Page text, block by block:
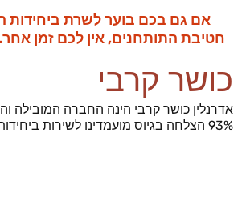
אם גם בכם בוער לשרת ביחידות
חטיבת התותחנים, אין לכם זמן
כושר קרבי
אדרנלין כושר קרבי הינה החברה המובילה
93% הצלחה בגיוס מועמדינו לשירות ביחידות העלית הצהליות